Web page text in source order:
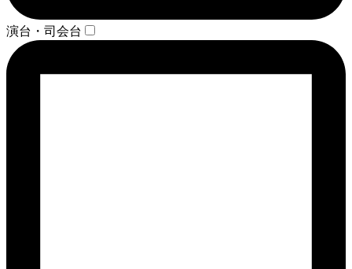
演台・司会台